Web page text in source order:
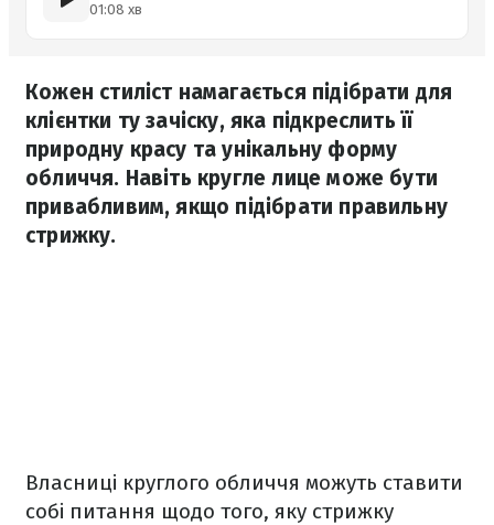
01:08 хв
Кожен стиліст намагається підібрати для
клієнтки ту зачіску, яка підкреслить її
природну красу та унікальну форму
обличчя. Навіть кругле лице може бути
привабливим, якщо підібрати правильну
стрижку.
Власниці круглого обличчя можуть ставити
собі питання щодо того, яку стрижку